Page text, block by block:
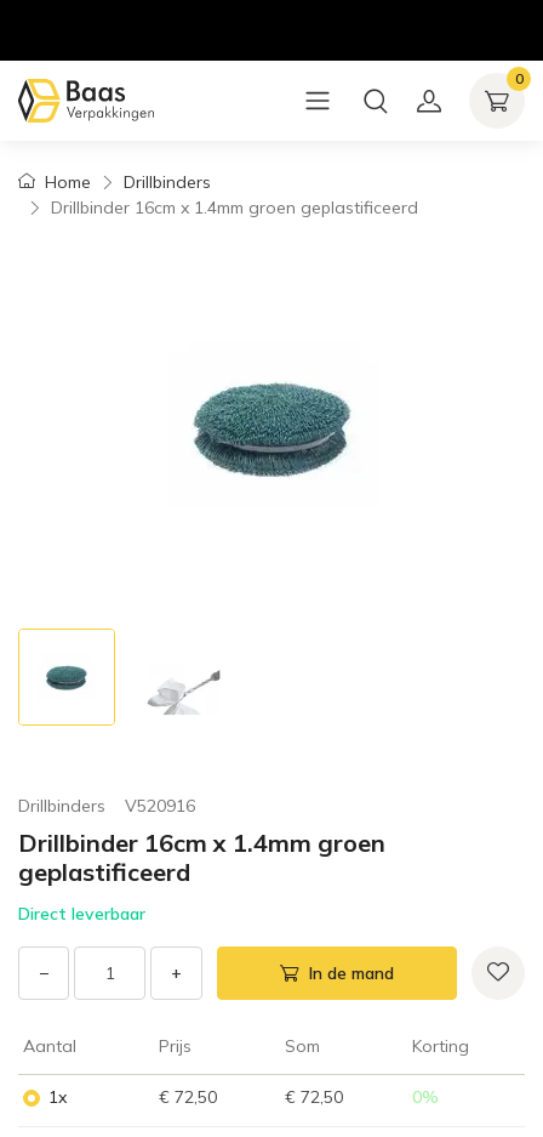
0
Home
Drillbinders
Drillbinder 16cm x 1.4mm groen geplastificeerd
Drillbinders V520916
Drillbinder 16cm x 1.4mm groen
geplastificeerd
Direct leverbaar
− + In de mand
Aantal Prijs Som Korting
1x € 72,50 € 72,50 0%